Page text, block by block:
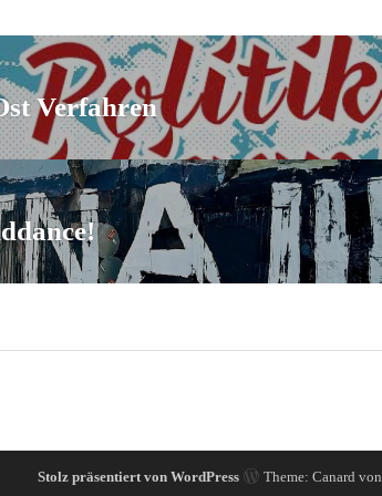
Verfahren
Stolz präsentiert von WordPress Theme: Canard von